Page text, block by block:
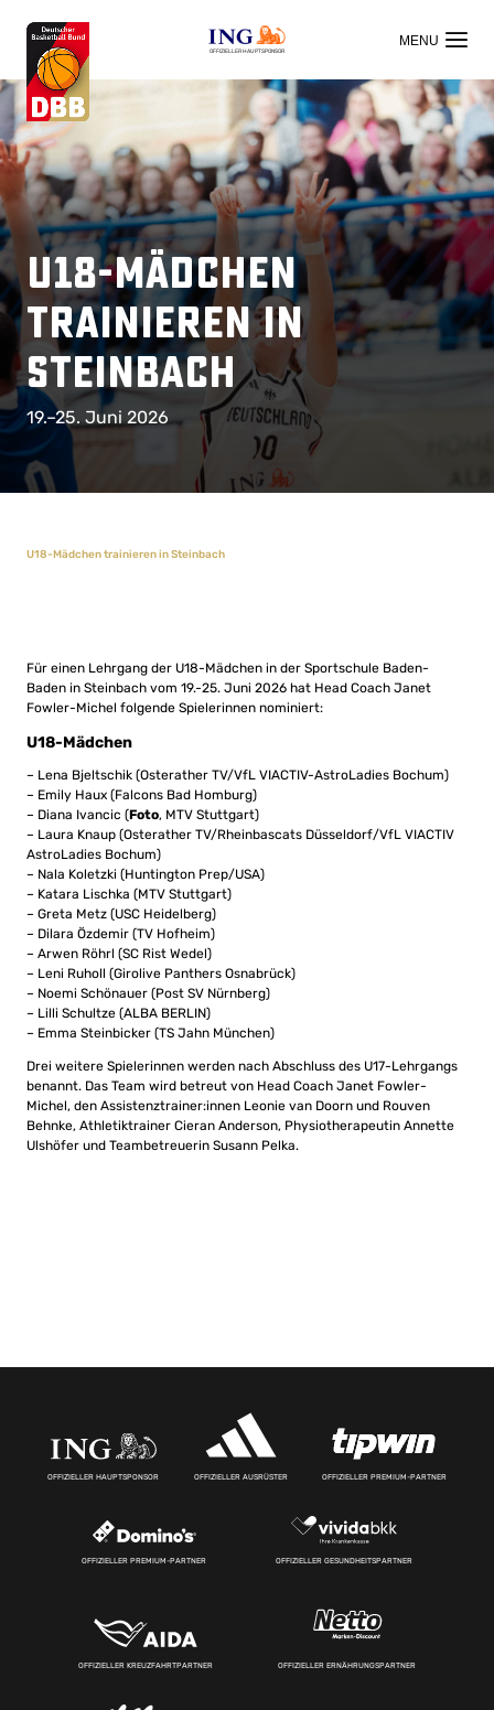
OFFIZIELLER HAUPTSPONSOR
U18-Mädchen
trainieren in
Steinbach
19.–25. Juni 2026
U18-Mädchen trainieren in Steinbach
Für einen Lehrgang der U18-Mädchen in der Sportschule Baden-
Baden in Steinbach vom 19.-25. Juni 2026 hat Head Coach Janet
Fowler-Michel folgende Spielerinnen nominiert:
U18-Mädchen
– Lena Bjeltschik (Osterather TV/VfL VIACTIV-AstroLadies Bochum)
– Emily Haux (Falcons Bad Homburg)
– Diana Ivancic (Foto, MTV Stuttgart)
– Laura Knaup (Osterather TV/Rheinbascats Düsseldorf/VfL VIACTIV
AstroLadies Bochum)
– Nala Koletzki (Huntington Prep/USA)
– Katara Lischka (MTV Stuttgart)
– Greta Metz (USC Heidelberg)
– Dilara Özdemir (TV Hofheim)
– Arwen Röhrl (SC Rist Wedel)
– Leni Ruholl (Girolive Panthers Osnabrück)
– Noemi Schönauer (Post SV Nürnberg)
– Lilli Schultze (ALBA BERLIN)
– Emma Steinbicker (TS Jahn München)
Drei weitere Spielerinnen werden nach Abschluss des U17-Lehrgangs
benannt. Das Team wird betreut von Head Coach Janet Fowler-
Michel, den Assistenztrainer:innen Leonie van Doorn und Rouven
Behnke, Athletiktrainer Cieran Anderson, Physiotherapeutin Annette
Ulshöfer und Teambetreuerin Susann Pelka.
OFFIZIELLER HAUPTSPONSOR OFFIZIELLER AUSRÜSTER OFFIZIELLER PREMIUM-PARTNER
OFFIZIELLER PREMIUM-PARTNER OFFIZIELLER GESUNDHEITSPARTNER
OFFIZIELLER KREUZFAHRTPARTNER OFFIZIELLER ERNÄHRUNGSPARTNER